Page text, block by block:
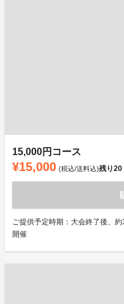
15,000円コース
¥15,000 (税込/送料込)残り20
ご提供予定時期：大会終了後、
開催